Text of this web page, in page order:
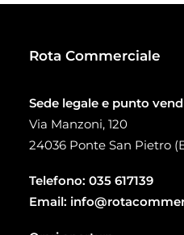
Rota Commerciale
Sede legale e punto
Via Manzoni, 120
24036 Ponte San Pietro
Telefono: 035 617139
Email: